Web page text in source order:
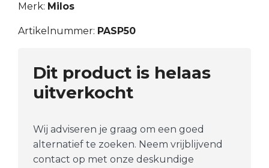
Merk: Milos
Artikelnummer: PASP50
Dit product is helaas
uitverkocht
Wij adviseren je graag om een goed
alternatief te zoeken. Neem vrijblijvend
contact op met onze deskundige